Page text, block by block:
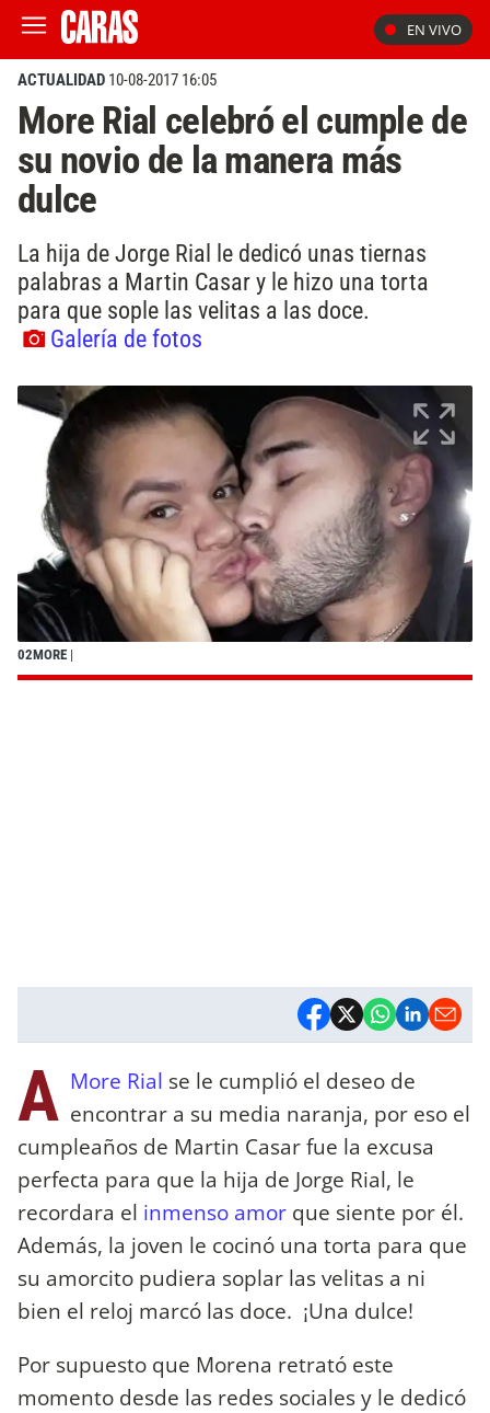
EN VIVO
ACTUALIDAD 10-08-2017 16:05
More Rial celebró el cumple de
su novio de la manera más
dulce
La hija de Jorge Rial le dedicó unas tiernas
palabras a Martin Casar y le hizo una torta
para que sople las velitas a las doce.
Galería de fotos
02MORE |
A More Rial se le cumplió el deseo de
encontrar a su media naranja, por eso el
cumpleaños de Martin Casar fue la excusa
perfecta para que la hija de Jorge Rial, le
recordara el inmenso amor que siente por él.
Además, la joven le cocinó una torta para que
su amorcito pudiera soplar las velitas a ni
bien el reloj marcó las doce. ¡Una dulce!
Por supuesto que Morena retrató este
momento desde las redes sociales y le dedicó